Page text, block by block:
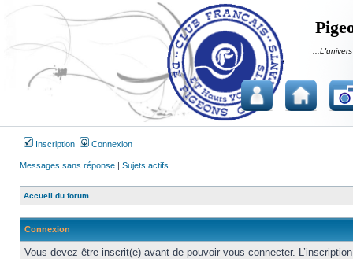
Inscription Connexion
Messages sans réponse | Sujets actifs
Accueil du forum
Connexion
Vous devez être inscrit(e) avant de pouvoir vous connecter.